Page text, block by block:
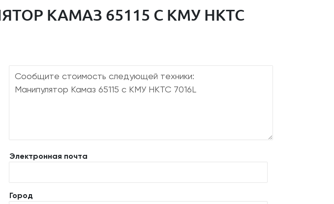
КАМАЗ 65115 С КМУ HKTC
Электронная почта
Город